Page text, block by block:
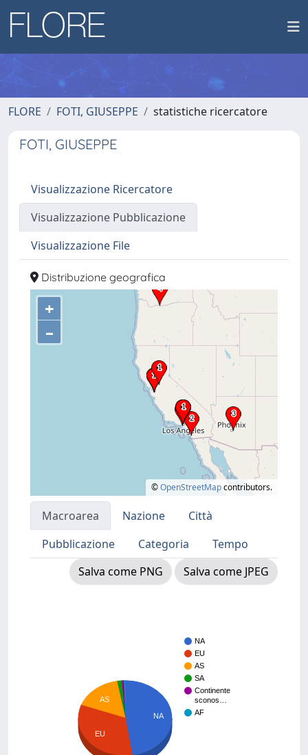
FLORE FOTI, GIUSEPPE statistiche ricercatore
FOTI, GIUSEPPE
Visualizzazione Ricercatore
Visualizzazione Pubblicazione
Visualizzazione File
Distribuzione geografica
+
–
©OpenStreetMapcontributors.
Macroarea Nazione
Città
Pubblicazione
Categoria
Tempo
Salva come PNG
Salva come JPEG
NA
EU
AS
SA
Continente
sconos…
AF
NA
AS
EU